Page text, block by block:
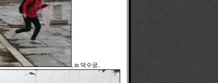
, in 덕수궁..